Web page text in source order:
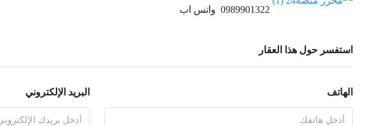
0989901322 واتس اب
استفسر حول هذا العقار
الهاتف البريد الإلكتروني